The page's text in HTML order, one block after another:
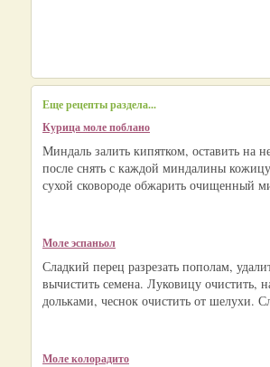
Еще рецепты раздела...
Курица моле поблано
Миндаль залить кипятком, оставить на
после снять с каждой миндалины
сухой сковороде обжарить очищенный
Моле эспаньол
Сладкий перец разрезать пополам,
вычистить семена. Луковицу очистить,
дольками, чеснок очистить от шелухи.
Моле колорадито